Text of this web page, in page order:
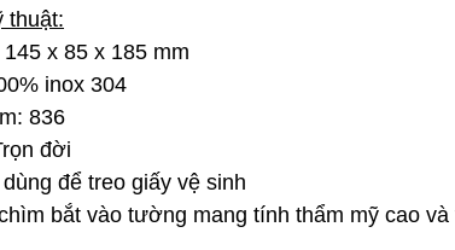
thuật:
x 85 x 185 mm
inox 304
836
đời
để treo giấy vệ sinh
bắt vào tường mang tính thẩm mỹ cao